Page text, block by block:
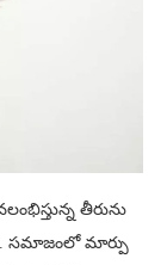
తీరును
సమాజంలో మార్పు